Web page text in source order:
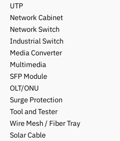
UTP
Network Cabinet
Network Switch
Industrial Switch
Media Converter
Multimedia
SFP Module
OLT/ONU
Surge Protection
Tool and Tester
Wire Mesh / Fiber Tray
Solar Cable